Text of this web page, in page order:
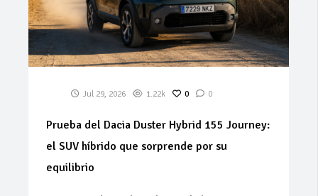
Jul 29, 2026 1.22k 0 0
Prueba del Dacia Duster Hybrid 155 Journey:
el SUV híbrido que sorprende por su
equilibrio